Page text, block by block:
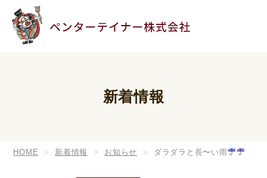
新着情報
HOME 新着情報 お知らせ ダラダラと長〜い雨